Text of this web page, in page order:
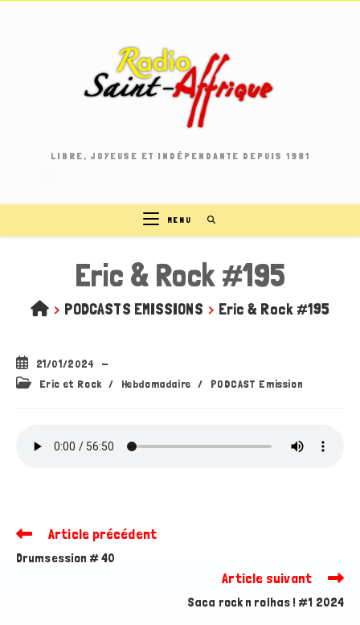
LIBRE, JOYEUSE ET INDÉPENDANTE DEPUIS 1981
MENU
Eric & Rock #195
> PODCASTS EMISSIONS > Eric & Rock #195
Publication
publiée :
21/01/2024
Post Eric et Rock / Hebdomadaire / PODCAST Emission
Read
articles
Article précédent
Drumsession # 40
Article suivant
Saca rock n rolhas ! #1 2024